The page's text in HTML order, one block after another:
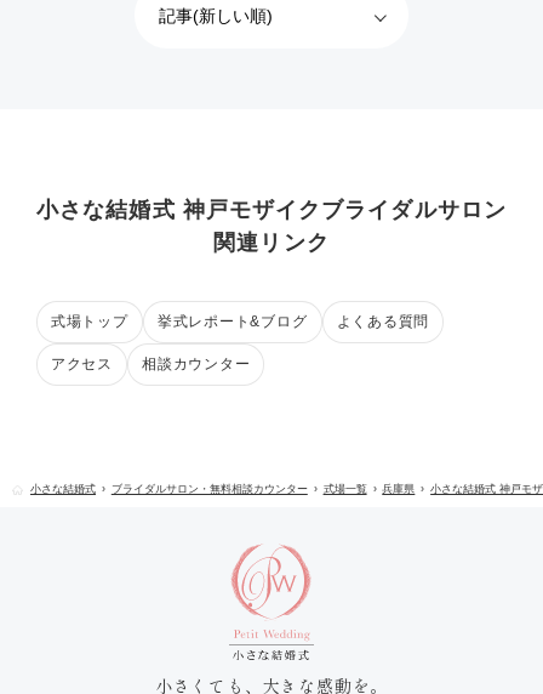
小さな結婚式 神戸モザイクブライダルサロン
関連リンク
式場トップ 挙式レポート&ブログ よくある質問
アクセス 相談カウンター
小さな結婚式 ブライダルサロン・無料相談カウンター 式場一覧 兵庫県 小さな結婚式 神戸モ
小さくても、大きな感動を。